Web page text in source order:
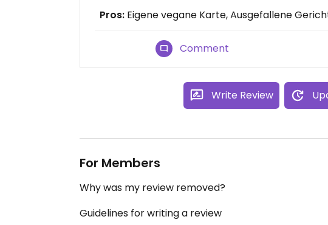
Pros: Eigene vegane Karte, Ausgefallene
Comment
Write Review
For Members
Why was my review removed?
Guidelines for writing a review